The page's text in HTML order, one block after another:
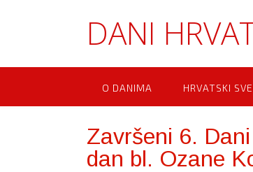
DANI
O DANIMA HRVATSKI
Završeni 6.
dan bl. Ozane